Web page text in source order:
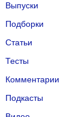
Выпуски
Подборки
Статьи
Тесты
Комментарии
Подкасты